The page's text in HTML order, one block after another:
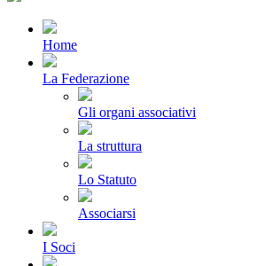
Home
La Federazione
Gli organi associativi
La struttura
Lo Statuto
Associarsi
I Soci